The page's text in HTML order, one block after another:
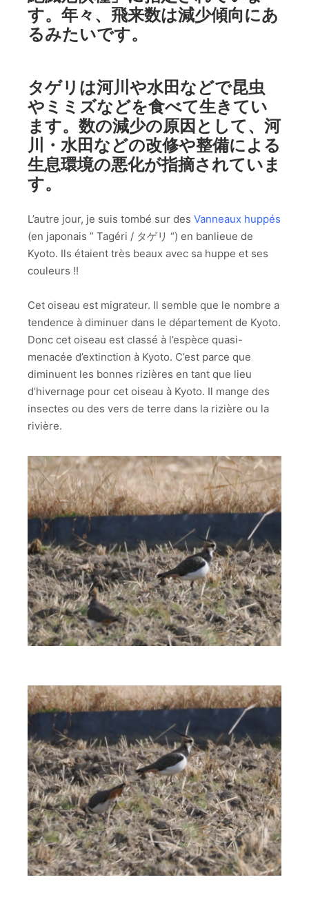
す。年々、飛来数は減少傾向にあ
るみたいです。
タゲリは河川や水田などで昆虫
やミミズなどを食べて生きてい
ます。数の減少の原因として、河
川・水田などの改修や整備による
生息環境の悪化が指摘されていま
す。
L’autre jour, je suis tombé sur des Vanneaux huppés
(en japonais ” Tagéri / タゲリ “) en banlieue de
Kyoto. Ils étaient très beaux avec sa huppe et ses
couleurs !!
Cet oiseau est migrateur. Il semble que le nombre a
tendence à diminuer dans le département de Kyoto.
Donc cet oiseau est classé à l’espèce quasi-
menacée d’extinction à Kyoto. C’est parce que
diminuent les bonnes rizières en tant que lieu
d’hivernage pour cet oiseau à Kyoto. Il mange des
insectes ou des vers de terre dans la rizière ou la
rivière.